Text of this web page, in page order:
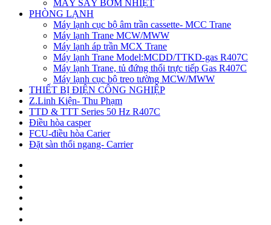
MÁY SẤY BƠM NHIỆT
PHÒNG LẠNH
Máy lạnh cục bộ âm trần cassette- MCC Trane
Máy lạnh Trane MCW/MWW
Máy lạnh áp trần MCX Trane
Máy lạnh Trane Model:MCDD/TTKD-gas R407C
Máy lạnh Trane, tủ đứng thổi trực tiếp Gas R407C
Máy lạnh cục bộ treo tường MCW/MWW
THIẾT BỊ ĐIỆN CÔNG NGHIỆP
Z.Linh Kiện- Thu Phạm
TTD & TTT Series 50 Hz R407C
Điều hòa casper
FCU-điều hòa Carier
Đặt sàn thổi ngang- Carrier